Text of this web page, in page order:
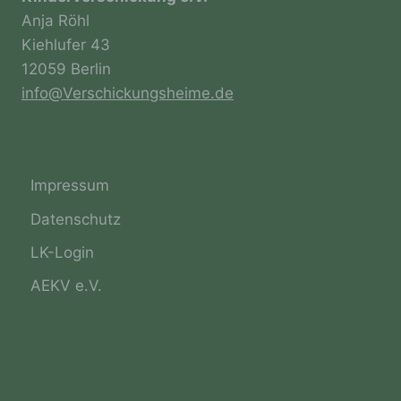
Anja Röhl
Kiehlufer 43
12059 Berlin
info@Verschickungsheime.de
Impressum
Datenschutz
LK-Login
AEKV e.V.
g) Verantwortlicher oder für die
Verarbeitung Verantwortlicher
gemeinsam mit anderen über die Zwecke
und Mittel der Verarbeitung von
personenbezogenen Daten entscheidet. Sind
die Zwecke und Mittel dieser Verarbeitung
durch das Unionsrecht oder das Recht der
Mitgliedstaaten vorgegeben, so kann der